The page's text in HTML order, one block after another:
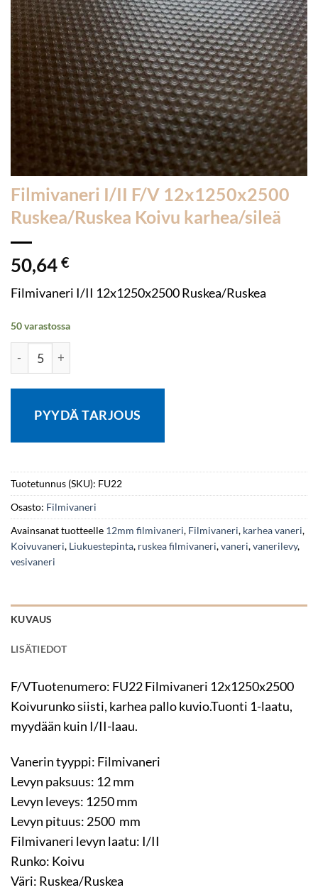
Filmivaneri I/II F/V 12x1250x2500
Ruskea/Ruskea Koivu karhea/sileä
50,64 €
Filmivaneri I/II 12x1250x2500 Ruskea/Ruskea
50 varastossa
Filmivaneri I/II F/V 12x1250x2500 Ruskea/Ruskea Koivu
PYYDÄ TARJOUS
Tuotetunnus (SKU): FU22
Osasto: Filmivaneri
Avainsanat tuotteelle 12mm filmivaneri, Filmivaneri, karhea vaneri,
Koivuvaneri, Liukuestepinta, ruskea filmivaneri,vaneri,vanerilevy,
vesivaneri
KUVAUS
LISÄTIEDOT
F/VTuotenumero: FU22 Filmivaneri 12x1250x2500
Koivurunko siisti, karhea pallo kuvio.Tuonti 1-laatu,
myydään kuin I/II-laau.
Vanerin tyyppi: Filmivaneri
Levyn paksuus: 12 mm
Levyn leveys: 1250 mm
Levyn pituus: 2500 mm
Filmivaneri levyn laatu: I/II
Runko: Koivu
Väri: Ruskea/Ruskea